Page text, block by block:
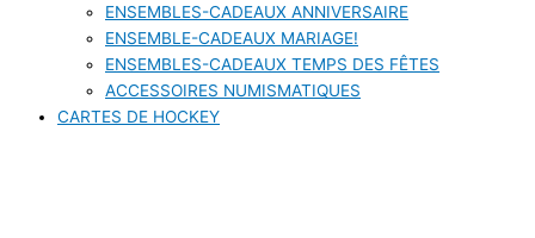
ENSEMBLES-CADEAUX ANNIVERSAIRE
ENSEMBLE-CADEAUX MARIAGE!
ENSEMBLES-CADEAUX TEMPS DES FÊTES
ACCESSOIRES NUMISMATIQUES
CARTES DE HOCKEY